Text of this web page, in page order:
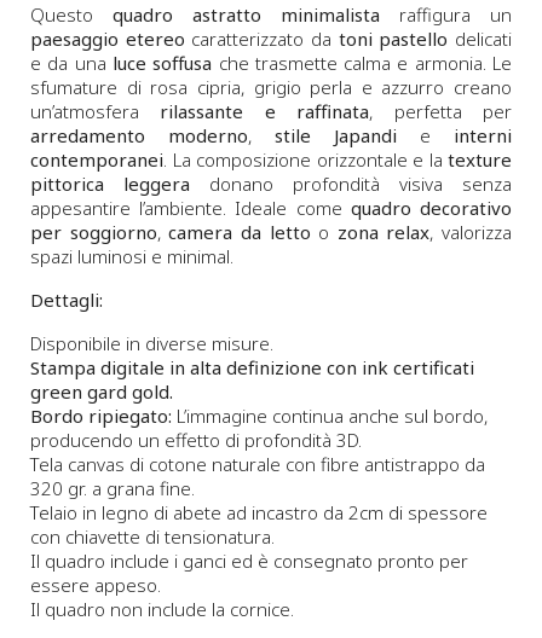
Questo quadro astratto minimalista raffigura un
paesaggio etereo caratterizzato da toni pastello delicati
e da una luce soffusa che trasmette calma e armonia. Le
sfumature di rosa cipria, grigio perla e azzurro creano
un’atmosfera rilassante e raffinata, perfetta per
arredamento moderno, stile Japandi e interni
contemporanei . La composizione orizzontale e la texture
pittorica leggera donano profondità visiva senza
appesantire l’ambiente. Ideale come quadro decorativo
per soggiorno,camera da letto o zona relax, valorizza
spazi luminosi e minimal.
Dettagli:
Disponibile in diverse misure.
Stampa digitale in alta definizione con ink certificati
green gard gold.
Bordo ripiegato: L’immagine continua anche sul bordo,
producendo un effetto di profondità 3D.
Tela canvas di cotone naturale con fibre antistrappo da
320 gr. a grana fine.
Telaio in legno di abete ad incastro da 2cm di spessore
con chiavette di tensionatura.
Il quadro include i ganci ed è consegnato pronto per
essere appeso.
Il quadro non include la cornice.